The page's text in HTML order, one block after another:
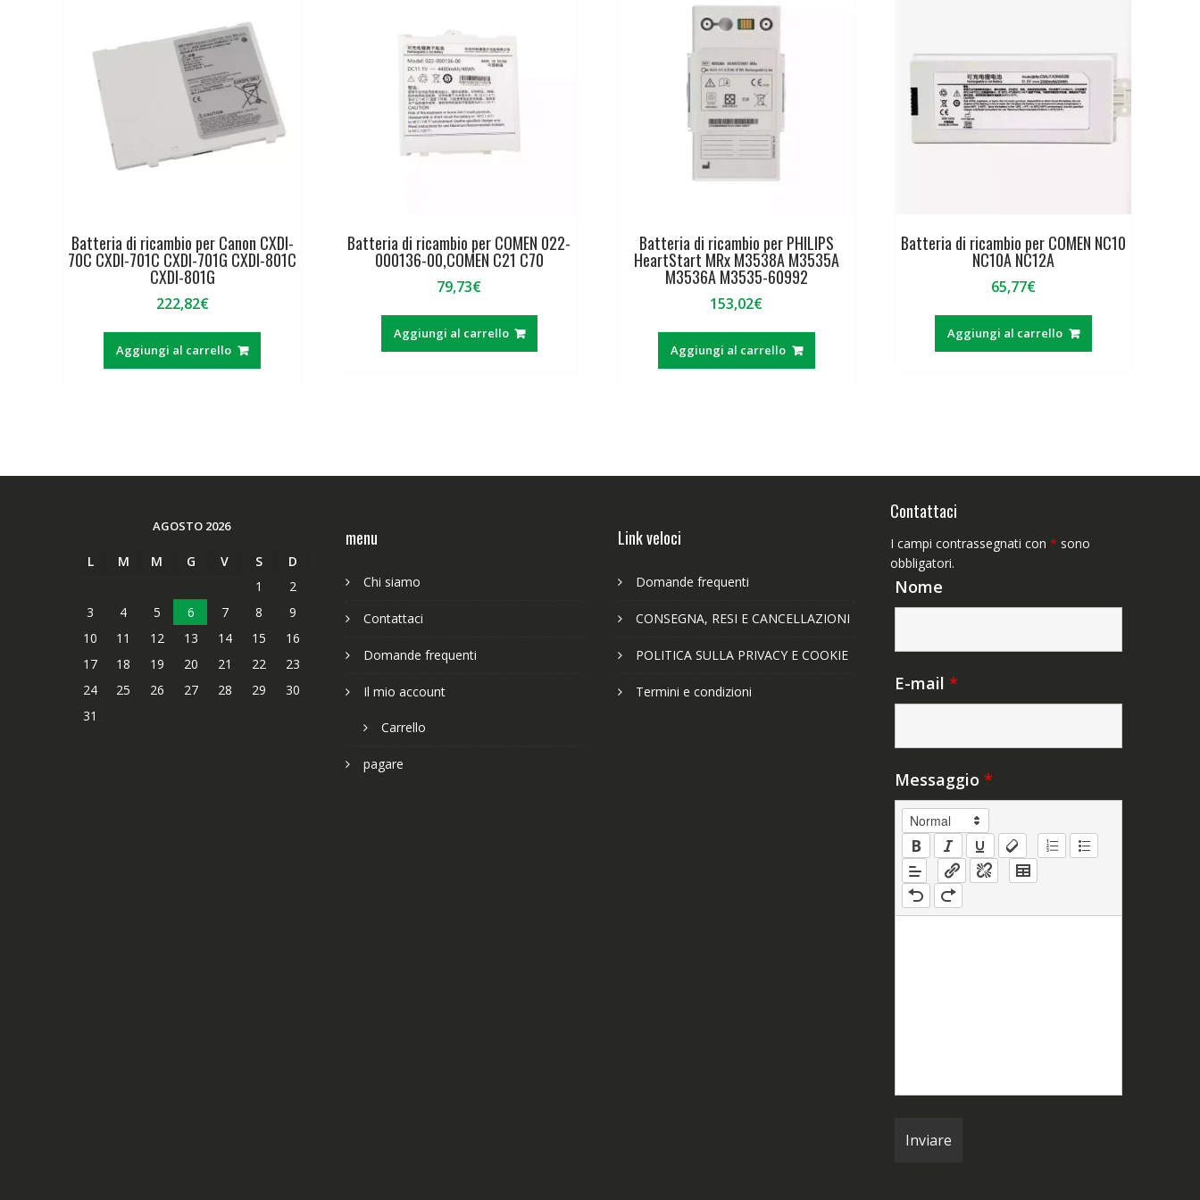
Batteria di ricambio per Canon CXDI-
70C CXDI-701C CXDI-701G CXDI-801C
CXDI-801G
222,82€
Aggiungi al carrello
Batteria di ricambio per COMEN 022-
000136-00,COMEN C21 C70
79,73€
Aggiungi al carrello
Batteria di ricambio per PHILIPS
HeartStart MRx M3538A M3535A
M3536A M3535-60992
153,02€
Aggiungi al carrello
Batteria di ricambio per COMEN NC10
NC10A NC12A
65,77€
Aggiungi al carrello
AGOSTO 2026
L M M G V S
D
1
2
3
4 5 6 7 8
9
10
11 12 13 14 15
16
17
18 19 20 21 22
23
24
25 26 27 28 29
30
31
menu
Chi siamo
Contattaci
Domande frequenti
Il mio account
Carrello
pagare
Link veloci
Domande frequenti
CONSEGNA, RESI E CANCELLAZIONI
POLITICA SULLA PRIVACY E COOKIE
Termini e condizioni
Contattaci
I campi contrassegnati con * sono
obbligatori.
Nome
E-mail *
Messaggio *